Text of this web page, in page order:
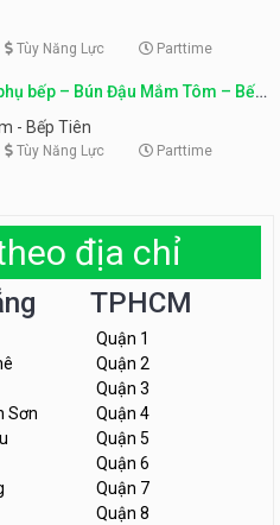
Tùy Năng Lực Parttime
bếp – Bún Đậu Mắm Tôm – Bếp
- Bếp Tiên
Tùy Năng Lực Parttime
địa chỉ
Sơn
TPHCM
Quận 1
Quận 2
Quận 3
Quận 4
Quận 5
Quận 6
Quận 7
Quận 8